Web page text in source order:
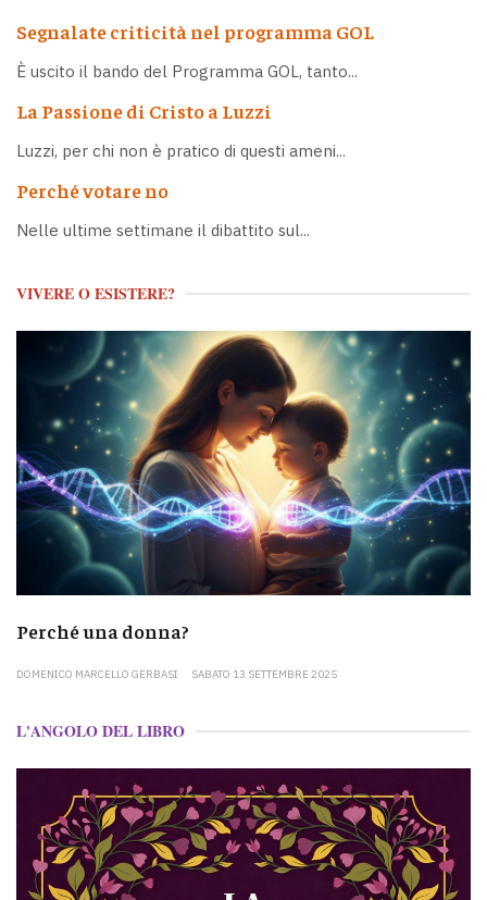
Segnalate criticità nel programma GOL
È uscito il bando del Programma GOL, tanto...
La Passione di Cristo a Luzzi
Luzzi, per chi non è pratico di questi ameni...
Perché votare no
Nelle ultime settimane il dibattito sul...
VIVERE O ESISTERE?
Perché una donna?
DOMENICO MARCELLO GERBASI SABATO 13 SETTEMBRE 2025
L'ANGOLO DEL LIBRO